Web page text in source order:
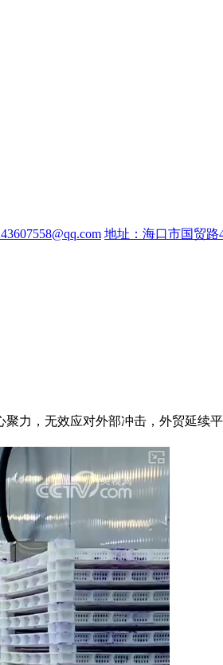
地址：海口市国贸路
，无效应对外部冲击，外贸延续